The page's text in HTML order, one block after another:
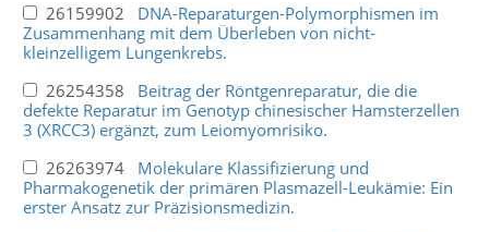
26159902 DNA-Reparaturgen-Polymorphismen im
Zusammenhang mit dem Überleben von nicht-
kleinzelligem Lungenkrebs.
26254358 Beitrag der Röntgenreparatur, die die
defekte Reparatur im Genotyp chinesischer Hamsterzellen
3 (XRCC3) ergänzt, zum Leiomyomrisiko.
26263974 Molekulare Klassifizierung und
Pharmakogenetik der primären Plasmazell-Leukämie: Ein
erster Ansatz zur Präzisionsmedizin.